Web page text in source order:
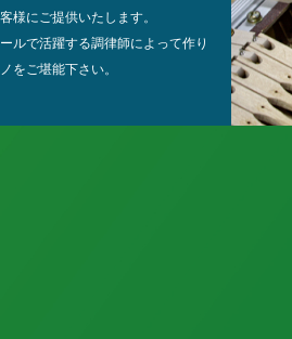
様にご提供いたします。
ルで活躍する調律師によって作り
をご堪能下さい。